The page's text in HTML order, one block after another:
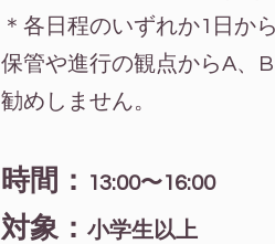
＊各日程のいずれか1日か
保管や進行の観点からA、
勧めしません。
時間： 13:00〜16:00
対象： 小学生以上